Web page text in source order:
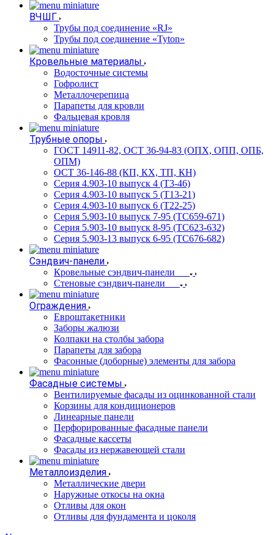
ВЧШГ
Трубы под соединение «RJ»
Трубы под соединение «Tyton»
Кровельные материалы
Водосточные системы
Гофролист
Металлочерепица
Парапеты для кровли
Фальцевая кровля
Трубные опоры
ГОСТ 14911-82, ОСТ 36-94-83 (ОПХ, ОПП, ОПБ,
ОПМ)
ОСТ 36-146-88 (КП, КХ, ТП, КН)
Серия 4.903-10 выпуск 4 (Т3-46)
Серия 4.903-10 выпуск 5 (Т13-21)
Серия 4.903-10 выпуск 6 (Т22-25)
Серия 5.903-10 выпуск 7-95 (ТС659-671)
Серия 5.903-10 выпуск 8-95 (ТС623-632)
Серия 5.903-13 выпуск 6-95 (ТС676-682)
Сэндвич-панели
Кровельные сэндвич-панели
Стеновые сэндвич-панели
Ограждения
Евроштакетники
Заборы жалюзи
Колпаки на столбы забора
Парапеты для забора
Фасонные (доборные) элементы для забора
Фасадные системы
Вентилируемые фасады из оцинкованной стали
Корзины для кондиционеров
Линеарные панели
Перфорированные фасадные панели
Фасадные кассеты
Фасады из нержавеющей стали
Металлоизделия
Металлические двери
Наружные откосы на окна
Отливы для окон
Отливы для фундамента и цоколя